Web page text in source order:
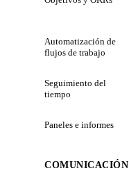
Automatización de
flujos de trabajo
Seguimiento del
tiempo
Paneles e informes
COMUNICACIÓN